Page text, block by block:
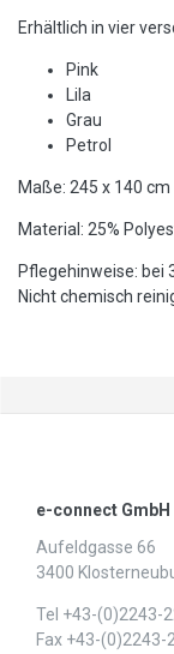
Erhältlich in vier
Pink
Lila
Grau
Petrol
Maße: 245 x 140 cm
Material: 25%
Pflegehinweise: bei
Nicht chemisch
e-connect GmbH
Aufeldgasse 66
3400
Tel +43-(0)2243-
Fax +43-(0)2243-